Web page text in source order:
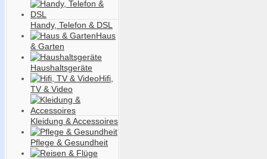
Handy, Telefon & DSL
Haus
& Garten
Haushaltsgeräte
Hifi,
TV & Video
Kleidung & Accessoires
Pflege & Gesundheit